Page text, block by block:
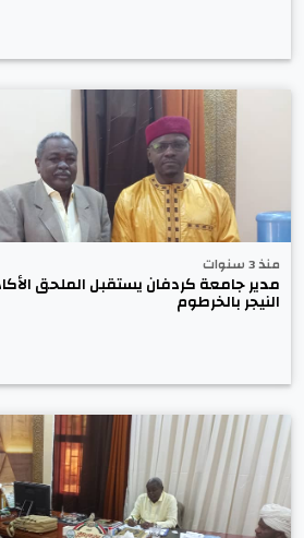
منذ 3 سنوات
مدير جامعة كردفان يستقبل الملحق
النيجر بالخرطوم